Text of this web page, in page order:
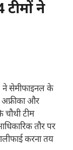
ने
सेमीफाइनल के
अफ्रीका और
चौथी टीम
तौर पर
करना तय